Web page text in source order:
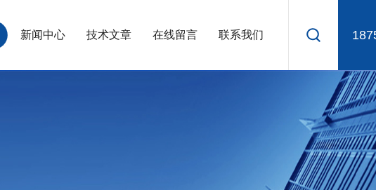
新闻中心 技术文章 在线留言 联系我们